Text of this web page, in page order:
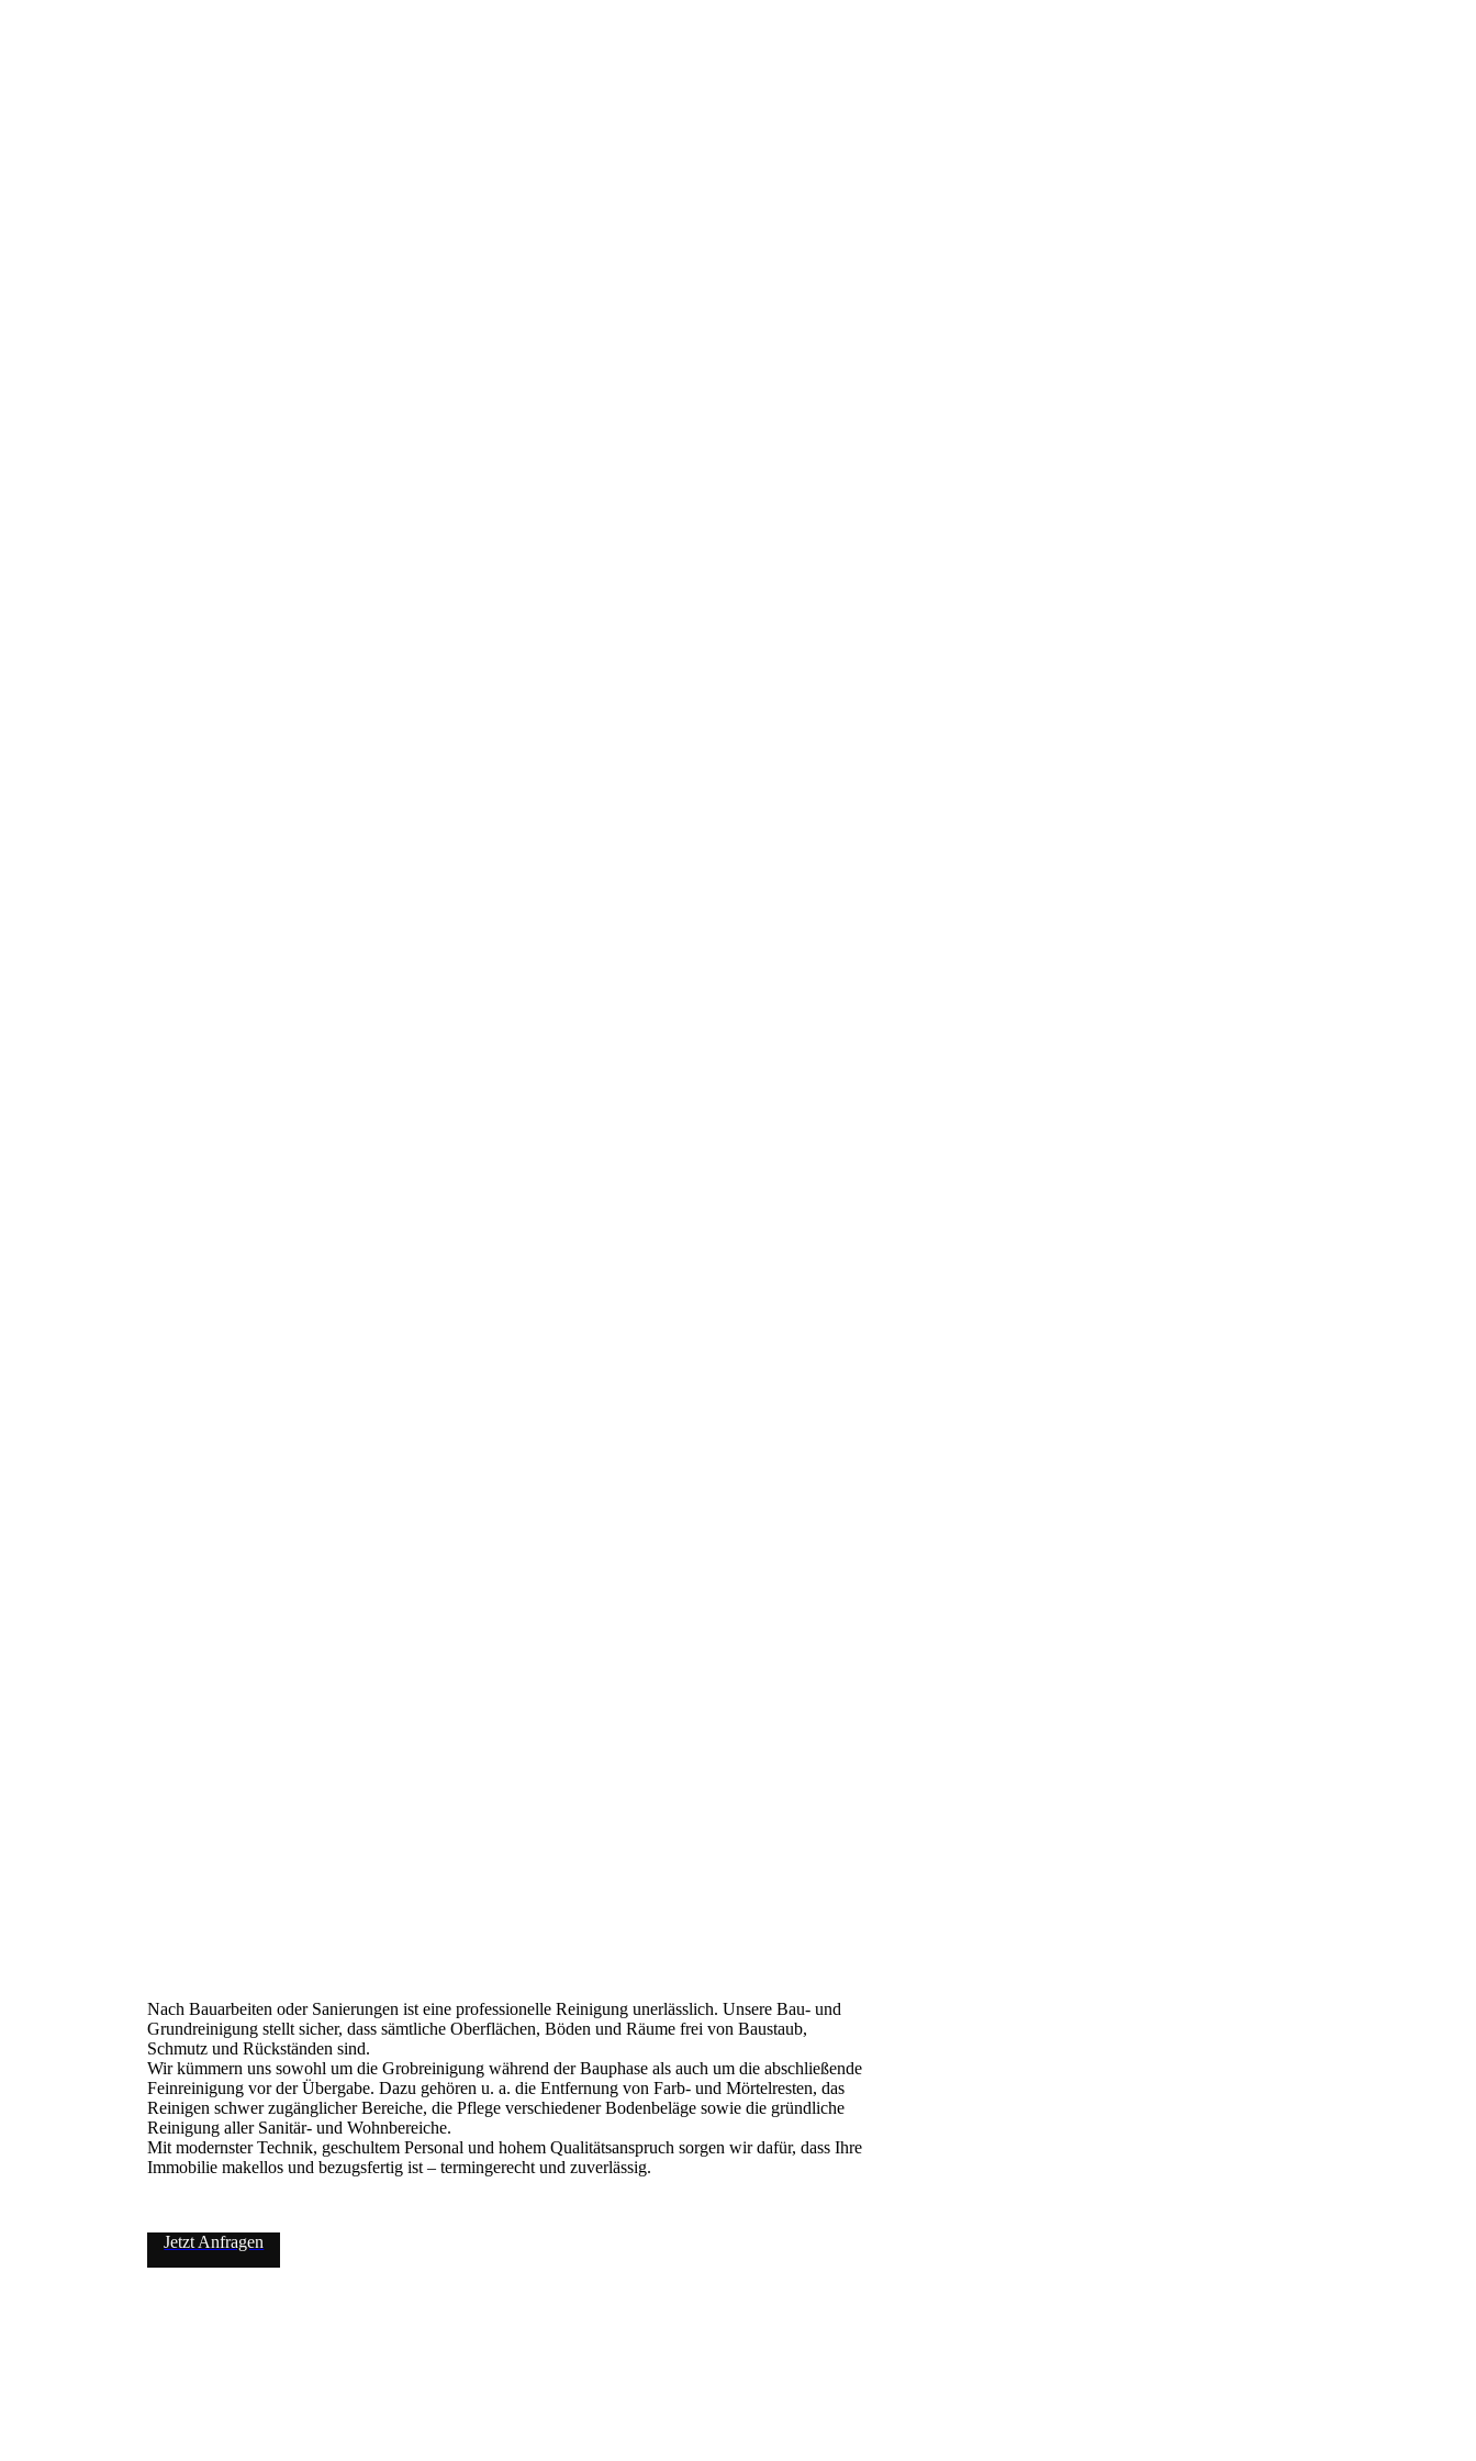
Nach Bauarbeiten oder Sanierungen ist eine professionelle Reinigung unerlässlich. Unsere Bau- und
Grundreinigung stellt sicher, dass sämtliche Oberflächen, Böden und Räume frei von Baustaub,
Schmutz und Rückständen sind.
Wir kümmern uns sowohl um die Grobreinigung während der Bauphase als auch um die abschließende
Feinreinigung vor der Übergabe. Dazu gehören u. a. die Entfernung von Farb- und Mörtelresten, das
Reinigen schwer zugänglicher Bereiche, die Pflege verschiedener Bodenbeläge sowie die gründliche
Reinigung aller Sanitär- und Wohnbereiche.
Mit modernster Technik, geschultem Personal und hohem Qualitätsanspruch sorgen wir dafür, dass Ihre
Immobilie makellos und bezugsfertig ist – termingerecht und zuverlässig.
Jetzt Anfragen